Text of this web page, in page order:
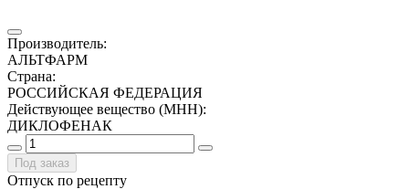
Производитель:
АЛЬТФАРМ
Страна:
РОССИЙСКАЯ ФЕДЕРАЦИЯ
Действующее вещество (МНН):
ДИКЛОФЕНАК
Под заказ
Отпуск по рецепту